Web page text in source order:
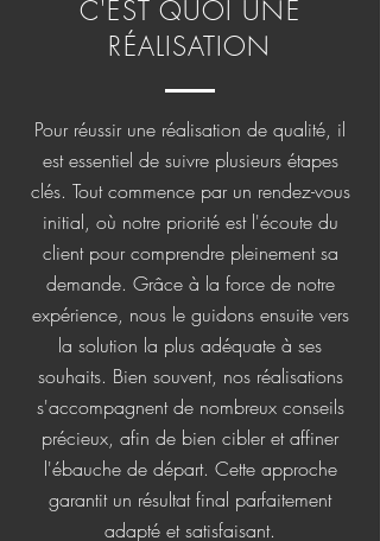
C'EST QUOI UNE
RÉALISATION
Pour réussir une réalisation de qualité, il
est essentiel de suivre plusieurs étapes
clés. Tout commence par un rendez-vous
initial, où notre priorité est l'écoute du
client pour comprendre pleinement sa
demande. Grâce à la force de notre
expérience, nous le guidons ensuite vers
la solution la plus adéquate à ses
souhaits. Bien souvent, nos réalisations
s'accompagnent de nombreux conseils
précieux, afin de bien cibler et affiner
l'ébauche de départ. Cette approche
garantit un résultat final parfaitement
adapté et satisfaisant.